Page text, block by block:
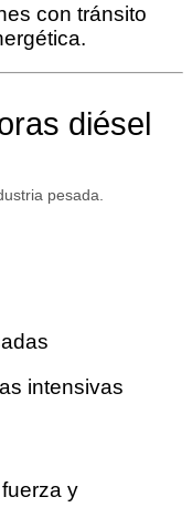
con tránsito
diésel
pesada.
intensivas
y